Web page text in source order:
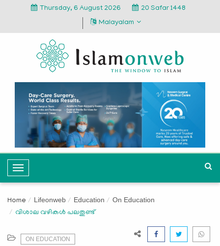
Thursday, 6 August 2026
20 Safar 1448
Malayalam
T
o
g
l
Home Lifeonweb Education On Education
വിശാല വഴികൾ പലതുണ്ട്
ON EDUCATION